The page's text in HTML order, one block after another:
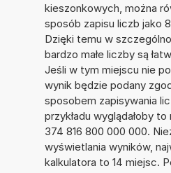
kieszonkowych, można
sposób zapisu liczb jako
Dzięki temu w
bardzo małe liczby są
Jeśli w tym miejscu nie
wynik będzie podany
sposobem zapisywania
przykładu wyglądałoby
374 816 800 000 000.
wyświetlania wyników,
kalkulatora to 14 miejsc.